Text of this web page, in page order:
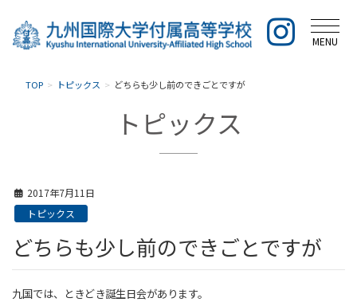
MENU
TOP トピックス どちらも少し前のできごとですが
トピックス
2017年7月11日
トピックス
どちらも少し前のできごとですが
九国では、ときどき誕生日会があります。